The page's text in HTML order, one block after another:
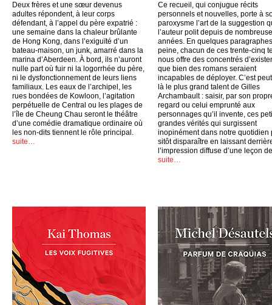
Deux frères et une sœur devenus
adultes répondent, à leur corps
défendant, à l’appel du père expatrié :
une semaine dans la chaleur brûlante
de Hong Kong, dans l’exiguïté d’un
bateau-maison, un junk, amarré dans la
marina d’Aberdeen. À bord, ils n’auront
nulle part où fuir ni la logorrhée du père,
ni le dysfonctionnement de leurs liens
familiaux. Les eaux de l’archipel, les
rues bondées de Kowloon, l’agitation
perpétuelle de Central ou les plages de
l’île de Cheung Chau seront le théâtre
d’une comédie dramatique ordinaire où
les non-dits tiennent le rôle principal.
suite…
Ce recueil, qui conjugue récits
personnels et nouvelles, porte à
paroxysme l’art de la suggestion
l’auteur polit depuis de
années. En quelques
peine, chacun de ces trente-cinq
nous offre des concentrés
que bien des romans seraient
incapables de déployer. C’est
là le plus grand talent de Gilles
Archambault : saisir, par son
regard ou celui emprunté aux
personnages qu’il invente, ces
grandes vérités qui surgissent
inopinément dans notre quotidien
sitôt disparaître en laissant
l’impression diffuse d’une leçon
suite…